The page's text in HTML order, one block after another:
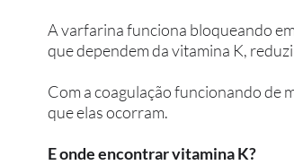
A varfarina funciona bloqueando
que dependem da vitamina K,
Com a coagulação funcionando de
que elas ocorram.
E onde encontrar vitamina K?